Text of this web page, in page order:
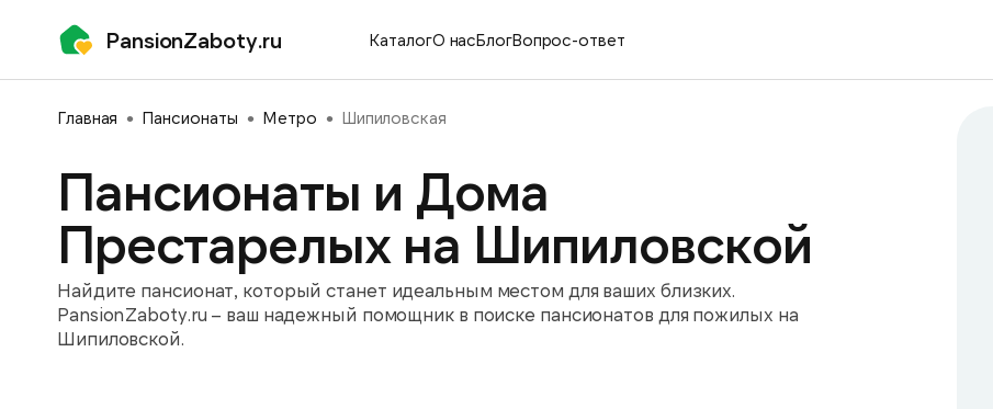
PansionZaboty.ru КаталогО насБлогВопрос-ответ
Главная Пансионаты Метро Шипиловская
Пансионаты и Дома
Престарелых на Шипиловской
Найдите пансионат, который станет идеальным местом для ваших близких.
PansionZaboty.ru – ваш надежный помощник в поиске пансионатов для пожилых на
Шипиловской.